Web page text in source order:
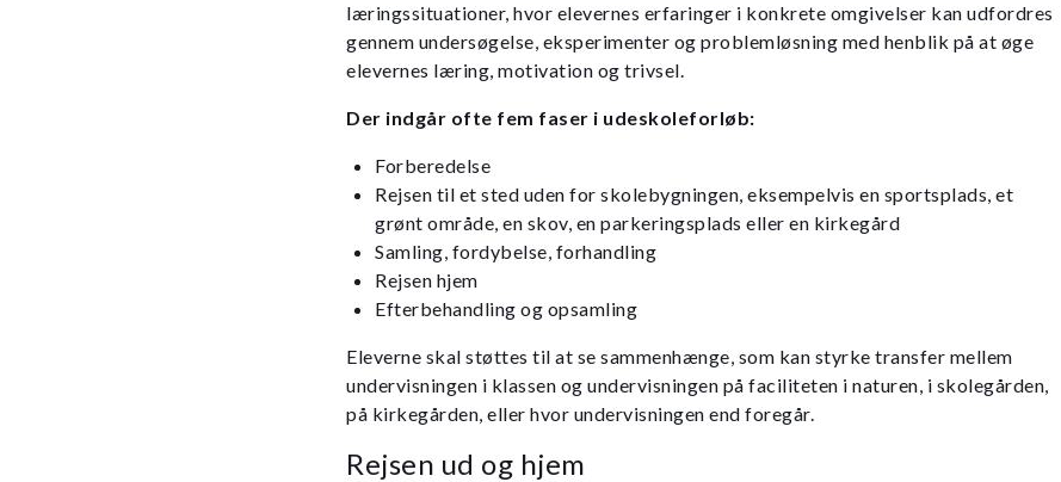
læringssituationer, hvor elevernes erfaringer i konkrete omgivelser kan udfordres
gennem undersøgelse, eksperimenter og problemløsning med henblik på at øge
elevernes læring, motivation og trivsel.
Der indgår ofte fem faser i udeskoleforløb:
Forberedelse
Rejsen til et sted uden for skolebygningen, eksempelvis en sportsplads, et
grønt område, en skov, en parkeringsplads eller en kirkegård
Samling, fordybelse, forhandling
Rejsen hjem
Efterbehandling og opsamling
Eleverne skal støttes til at se sammenhænge, som kan styrke transfer mellem
undervisningen i klassen og undervisningen på faciliteten i naturen, i skolegården,
på kirkegården, eller hvor undervisningen end foregår.
Rejsen ud og hjem